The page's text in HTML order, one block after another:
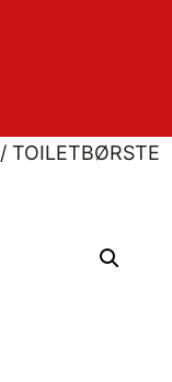
/ TOILETBØRSTE